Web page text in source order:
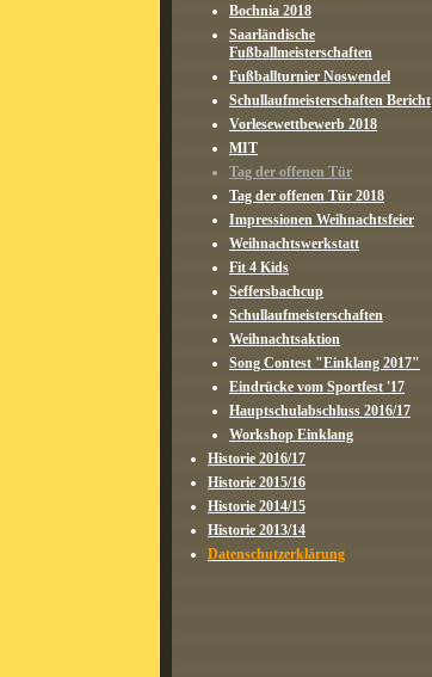
Bochnia 2018
Saarländische
Fußballmeisterschaften
Fußballturnier Noswendel
Schullaufmeisterschaften Bericht
Vorlesewettbewerb 2018
MIT
Tag der offenen Tür
Tag der offenen Tür 2018
Impressionen Weihnachtsfeier
Weihnachtswerkstatt
Fit 4 Kids
Seffersbachcup
Schullaufmeisterschaften
Weihnachtsaktion
Song Contest "Einklang 2017"
Eindrücke vom Sportfest '17
Hauptschulabschluss 2016/17
Workshop Einklang
Historie 2016/17
Historie 2015/16
Historie 2014/15
Historie 2013/14
Datenschutzerklärung